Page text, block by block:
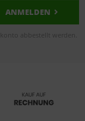
ANMELDEN
abbestellt werden.